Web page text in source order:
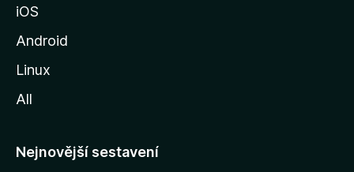
M
o
l
y
iOS
Android
Linux
All
Nejnovější sestavení